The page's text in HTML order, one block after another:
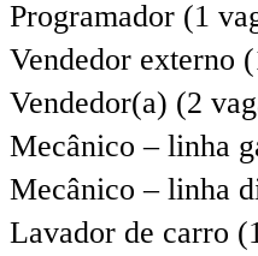
Programador (1
Vendedor externo
Vendedor(a) (2
Mecânico – linha
Mecânico – linha
Lavador de carro